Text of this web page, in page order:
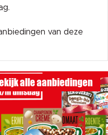
van deze
alle aanbiedingen